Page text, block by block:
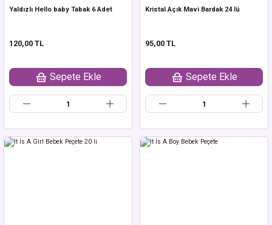
Yaldızlı Hello baby Tabak 6 Adet
120,00 TL
Sepete Ekle
Kristal Açık Mavi Bardak 24 lü
95,00 TL
Sepete Ekle